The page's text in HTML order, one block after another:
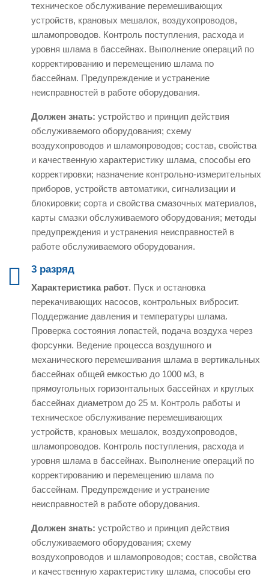
техническое обслуживание перемешивающих
устройств, крановых мешалок, воздухопроводов,
шламопроводов. Контроль поступления, расхода и
уровня шлама в бассейнах. Выполнение операций по
корректированию и перемещению шлама по
бассейнам. Предупреждение и устранение
неисправностей в работе оборудования.
Должен знать: устройство и принцип действия
обслуживаемого оборудования; схему
воздухопроводов и шламопроводов; состав, свойства
и качественную характеристику шлама, способы его
корректировки; назначение контрольно-измерительных
приборов, устройств автоматики, сигнализации и
блокировки; сорта и свойства смазочных материалов,
карты смазки обслуживаемого оборудования; методы
предупреждения и устранения неисправностей в
работе обслуживаемого оборудования.
3 разряд
Характеристика работ. Пуск и остановка
перекачивающих насосов, контрольных вибросит.
Поддержание давления и температуры шлама.
Проверка состояния лопастей, подача воздуха через
форсунки. Ведение процесса воздушного и
механического перемешивания шлама в вертикальных
бассейнах общей емкостью до 1000 м3, в
прямоугольных горизонтальных бассейнах и круглых
бассейнах диаметром до 25 м. Контроль работы и
техническое обслуживание перемешивающих
устройств, крановых мешалок, воздухопроводов,
шламопроводов. Контроль поступления, расхода и
уровня шлама в бассейнах. Выполнение операций по
корректированию и перемещению шлама по
бассейнам. Предупреждение и устранение
неисправностей в работе оборудования.
Должен знать: устройство и принцип действия
обслуживаемого оборудования; схему
воздухопроводов и шламопроводов; состав, свойства
и качественную характеристику шлама, способы его